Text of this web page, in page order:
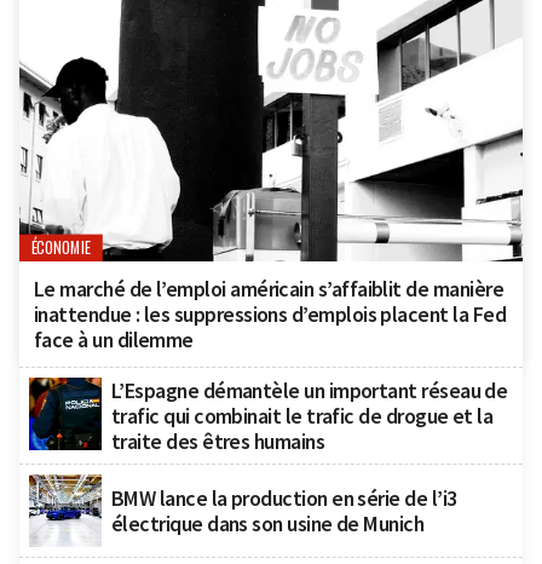
ÉCONOMIE
Le marché de l’emploi américain s’affaiblit de manière
inattendue : les suppressions d’emplois placent la Fed
face à un dilemme
L’Espagne démantèle un important réseau de
trafic qui combinait le trafic de drogue et la
traite des êtres humains
BMW lance la production en série de l’i3
électrique dans son usine de Munich